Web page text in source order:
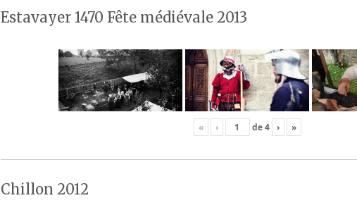
Estavayer 1470 Fête médiévale 2013
« ‹ de4 › »
Chillon 2012